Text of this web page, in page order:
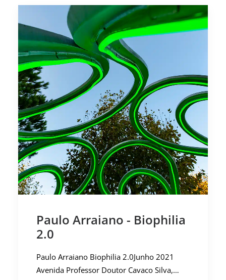
Paulo Arraiano - Biophilia
2.0
Paulo Arraiano Biophilia 2.0Junho 2021
Avenida Professor Doutor Cavaco Silva,…